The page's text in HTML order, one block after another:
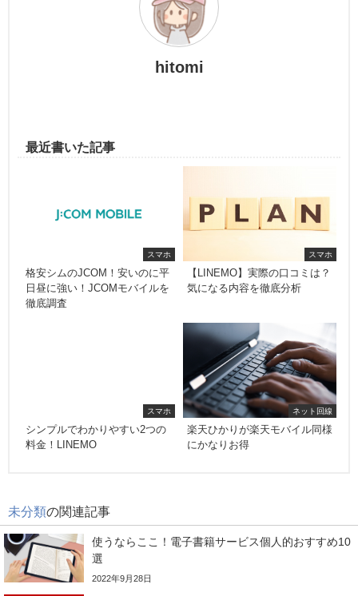
hitomi
最近書いた記事
スマホ
格安シムのJCOM！安いのに平
日昼に強い！JCOMモバイルを
徹底調査
スマホ
【LINEMO】実際の口コミは？
気になる内容を徹底分析
スマホ
シンプルでわかりやすい2つの
料金！LINEMO
ネット回線
楽天ひかりが楽天モバイル同様
にかなりお得
未分類の関連記事
使うならここ！電子書籍サービス個人的おすすめ10
選
2022年9月28日